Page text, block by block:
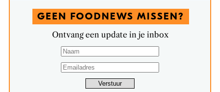
GEEN FOODNEWS MISSEN?
Ontvang een update in je inbox